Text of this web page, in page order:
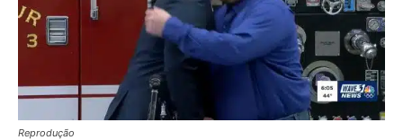
Reprodução